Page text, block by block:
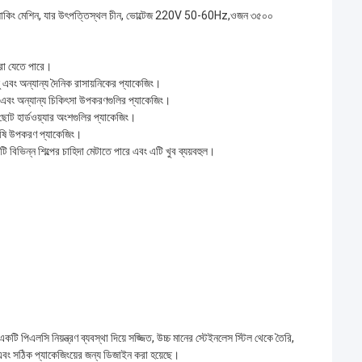
প্যাকিং মেশিন, যার উৎপত্তিস্থল চীন, ভোল্টেজ 220V 50-60Hz,ওজন ৩৫০০
যেতে পারে।
এবং অন্যান্য দৈনিক রাসায়নিকের প্যাকেজিং।
এবং অন্যান্য চিকিৎসা উপকরণগুলির প্যাকেজিং।
ছোট হার্ডওয়্যার অংশগুলির প্যাকেজিং।
উপকরণ প্যাকেজিং।
শিল্পের চাহিদা মেটাতে পারে এবং এটি খুব ব্যয়বহুল।
পিএলসি নিয়ন্ত্রণ ব্যবস্থা দিয়ে সজ্জিত, উচ্চ মানের স্টেইনলেস স্টিল থেকে তৈরি,
প্যাকেজিংয়ের জন্য ডিজাইন করা হয়েছে।